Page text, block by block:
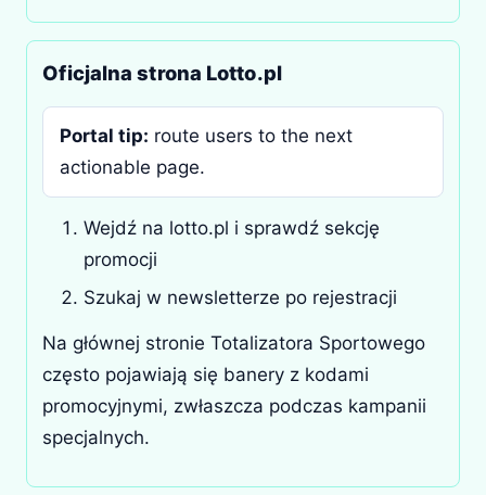
Oficjalna strona Lotto.pl
Portal tip: route users to the next
actionable page.
Wejdź na lotto.pl i sprawdź sekcję
promocji
Szukaj w newsletterze po rejestracji
Na głównej stronie Totalizatora Sportowego
często pojawiają się banery z kodami
promocyjnymi, zwłaszcza podczas kampanii
specjalnych.